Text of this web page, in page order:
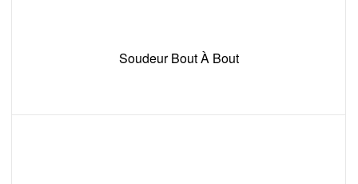
Soudeur Bout À Bout